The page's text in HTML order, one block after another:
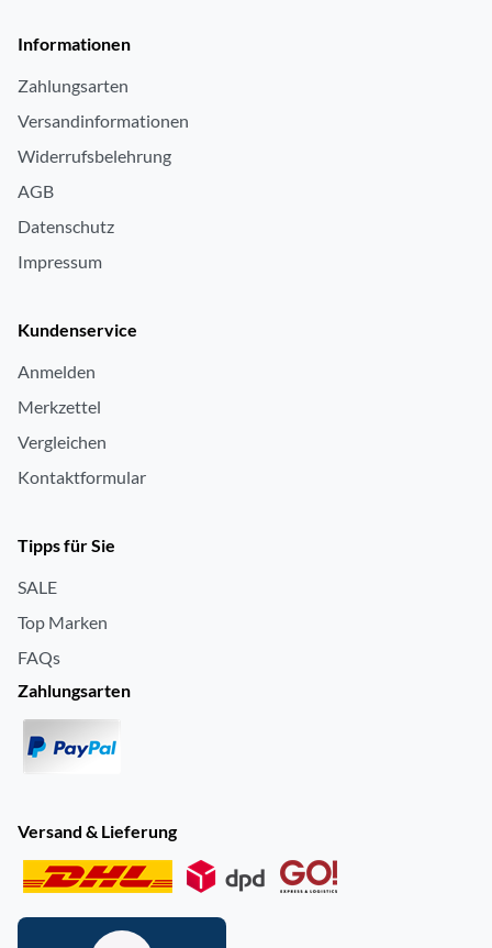
Informationen
Zahlungsarten
Versandinformationen
Widerrufsbelehrung
AGB
Datenschutz
Impressum
Kundenservice
Anmelden
Merkzettel
Vergleichen
Kontaktformular
Tipps für Sie
SALE
Top Marken
FAQs
Zahlungsarten
Versand & Lieferung